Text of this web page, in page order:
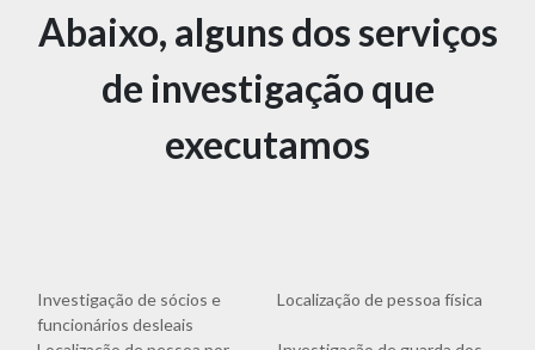
Abaixo, alguns dos serviços
de investigação que
executamos
Investigação de sócios e
funcionários desleais
Localização de pessoa física